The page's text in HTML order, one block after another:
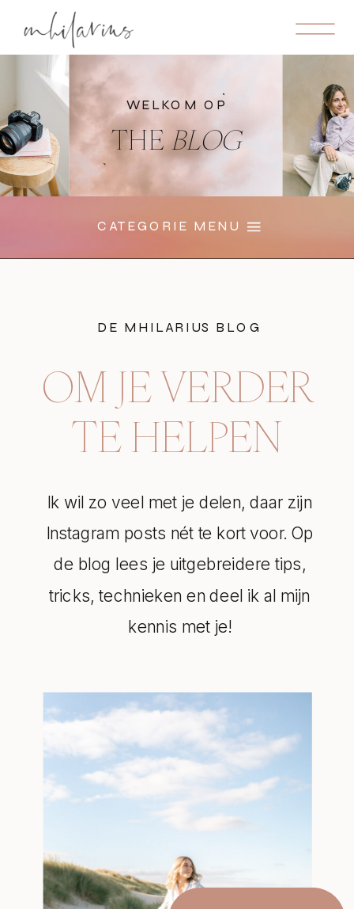
THEBLOG
WELKOM OP
CATEGORIE MENU
DE MHILARIUS BLOG
OM JE VERDER
TE HELPEN
Ik wil zo veel met je delen, daar zijn
Instagram posts nét te kort voor. Op
de blog lees je uitgebreidere tips,
tricks, technieken en deel ik al mijn
kennis met je!